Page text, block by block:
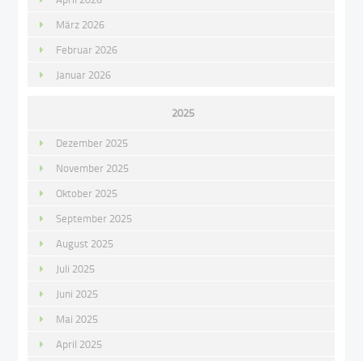
März 2026
Februar 2026
Januar 2026
2025
Dezember 2025
November 2025
Oktober 2025
September 2025
August 2025
Juli 2025
Juni 2025
Mai 2025
April 2025